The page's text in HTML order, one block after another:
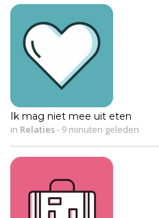
Ik mag niet mee uit eten
in Relaties- 9 minuten geleden